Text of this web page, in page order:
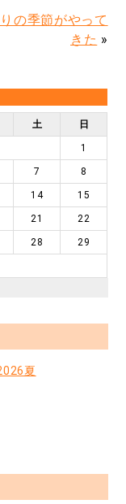
の季節がやって
きた »
土 日
1
7 8
14 15
21 22
28 29
夏